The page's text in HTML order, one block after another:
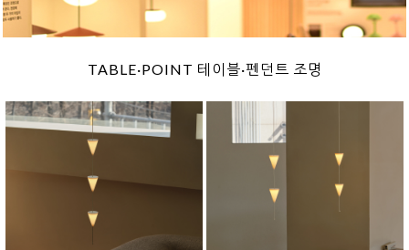
TABLE·POINT 테이블·펜던트 조명